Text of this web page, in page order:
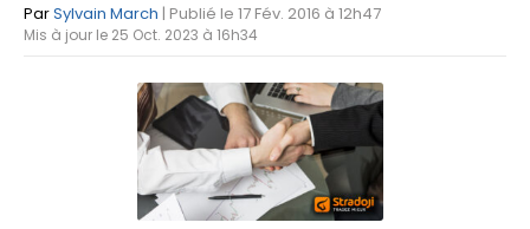
ParSylvain March | Publié le 17 Fév. 2016 à 12h47
Mis à jour le 25 Oct. 2023 à 16h34